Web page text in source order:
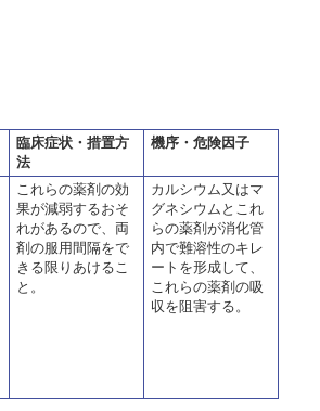
臨床症状・措置方
法
機序・危険因子
これらの薬剤の効
果が減弱するおそ
れがあるので、両
剤の服用間隔をで
きる限りあけるこ
と。
カルシウム又はマ
グネシウムとこれ
らの薬剤が消化管
内で難溶性のキレ
ートを形成して、
これらの薬剤の吸
収を阻害する。